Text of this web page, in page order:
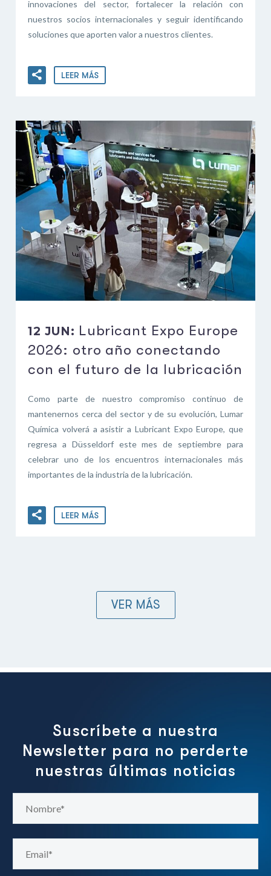
innovaciones del sector, fortalecer la relación con
nuestros socios internacionales y seguir identificando
soluciones que aporten valor a nuestros clientes.
LEER MÁS
12 JUN: Lubricant Expo Europe
2026: otro año conectando
con el futuro de la lubricación
Como parte de nuestro compromiso continuo de
mantenernos cerca del sector y de su evolución, Lumar
Química volverá a asistir a Lubricant Expo Europe, que
regresa a Düsseldorf este mes de septiembre para
celebrar uno de los encuentros internacionales más
importantes de la industria de la lubricación.
LEER MÁS
VER MÁS
Suscríbete a nuestra
Newsletter para no perderte
nuestras últimas noticias